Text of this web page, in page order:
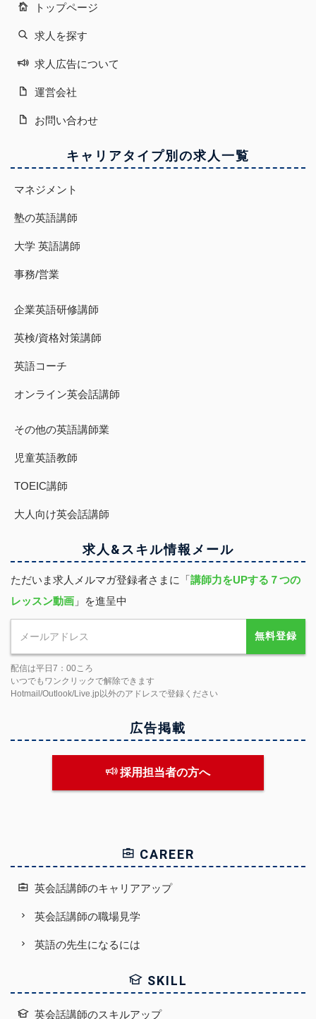
トップページ
求人を探す
求人広告について
運営会社
お問い合わせ
キャリアタイプ別の求人一覧
マネジメント
塾の英語講師
大学 英語講師
事務/営業
企業英語研修講師
英検/資格対策講師
英語コーチ
オンライン英会話講師
その他の英語講師業
児童英語教師
TOEIC講師
大人向け英会話講師
求人&スキル情報 メール
ただいま求人メルマガ登録者さまに「講師力をUPする７つの
レッスン動画 」を進呈中
無料登録
配信は平日7：00ころ
いつでもワンクリックで解除できます
Hotmail/Outlook/Live.jp以外のアドレスで登録ください
広告掲載
採用担当者の方へ
CAREER
英会話講師のキャリアアップ
英会話講師の職場見学
英語の先生になるには
SKILL
英会話講師のスキルアップ